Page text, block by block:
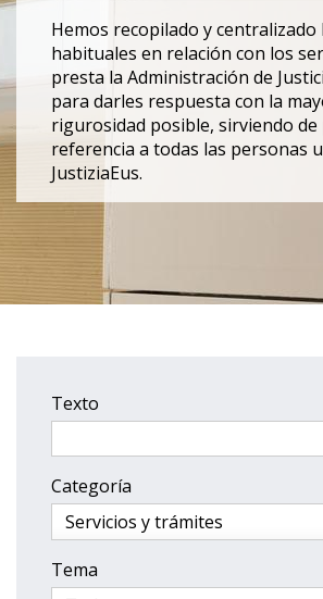
Hemos recopilado y centralizado
habituales en relación con los
presta la Administración de
para darles respuesta con la
rigurosidad posible, sirviendo
referencia a todas las personas
JustiziaEus.
Texto
Categoría
Tema